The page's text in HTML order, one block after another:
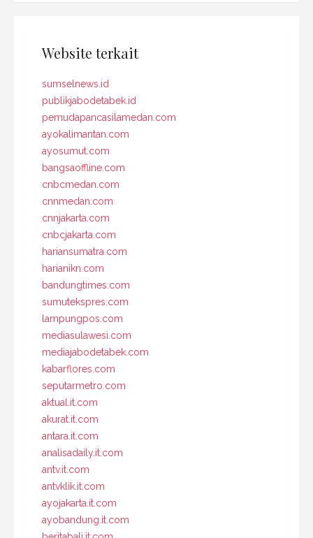
Website terkait
sumselnews.id
publikjabodetabek.id
pemudapancasilamedan.com
ayokalimantan.com
ayosumut.com
bangsaoffline.com
cnbcmedan.com
cnnmedan.com
cnnjakarta.com
cnbcjakarta.com
hariansumatra.com
harianikn.com
bandungtimes.com
sumutekspres.com
lampungpos.com
mediasulawesi.com
mediajabodetabek.com
kabarflores.com
seputarmetro.com
aktual.it.com
akurat.it.com
antara.it.com
analisadaily.it.com
antv.it.com
antvklik.it.com
ayojakarta.it.com
ayobandung.it.com